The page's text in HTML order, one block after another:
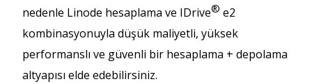
nedenle Linode hesaplama ve IDrive® e2
kombinasyonuyla düşük maliyetli, yüksek
performanslı ve güvenli bir hesaplama + depolama
altyapısı elde edebilirsiniz.